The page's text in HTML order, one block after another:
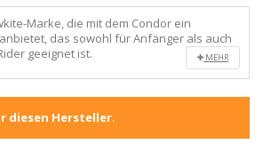
Marke, die mit dem Condor ein
das sowohl für Anfänger als auch
geeignet ist.
MEHR
diesen Hersteller.